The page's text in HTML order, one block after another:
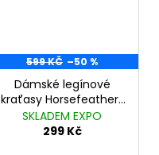
599 KČ –50 %
Dámské legínové
kraťasy Horsefeathers
Tikka typo
SKLADEM EXPO
299 Kč